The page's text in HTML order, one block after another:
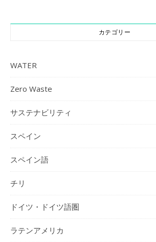
カテゴリー
WATER
Zero Waste
サステナビリティ
スペイン
スペイン語
チリ
ドイツ・ドイツ語圏
ラテンアメリカ